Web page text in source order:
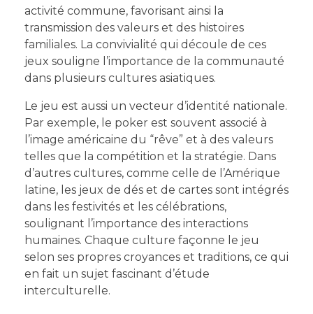
activité commune, favorisant ainsi la
transmission des valeurs et des histoires
familiales. La convivialité qui découle de ces
jeux souligne l’importance de la communauté
dans plusieurs cultures asiatiques.
Le jeu est aussi un vecteur d’identité nationale.
Par exemple, le poker est souvent associé à
l’image américaine du “rêve” et à des valeurs
telles que la compétition et la stratégie. Dans
d’autres cultures, comme celle de l’Amérique
latine, les jeux de dés et de cartes sont intégrés
dans les festivités et les célébrations,
soulignant l’importance des interactions
humaines. Chaque culture façonne le jeu
selon ses propres croyances et traditions, ce qui
en fait un sujet fascinant d’étude
interculturelle.